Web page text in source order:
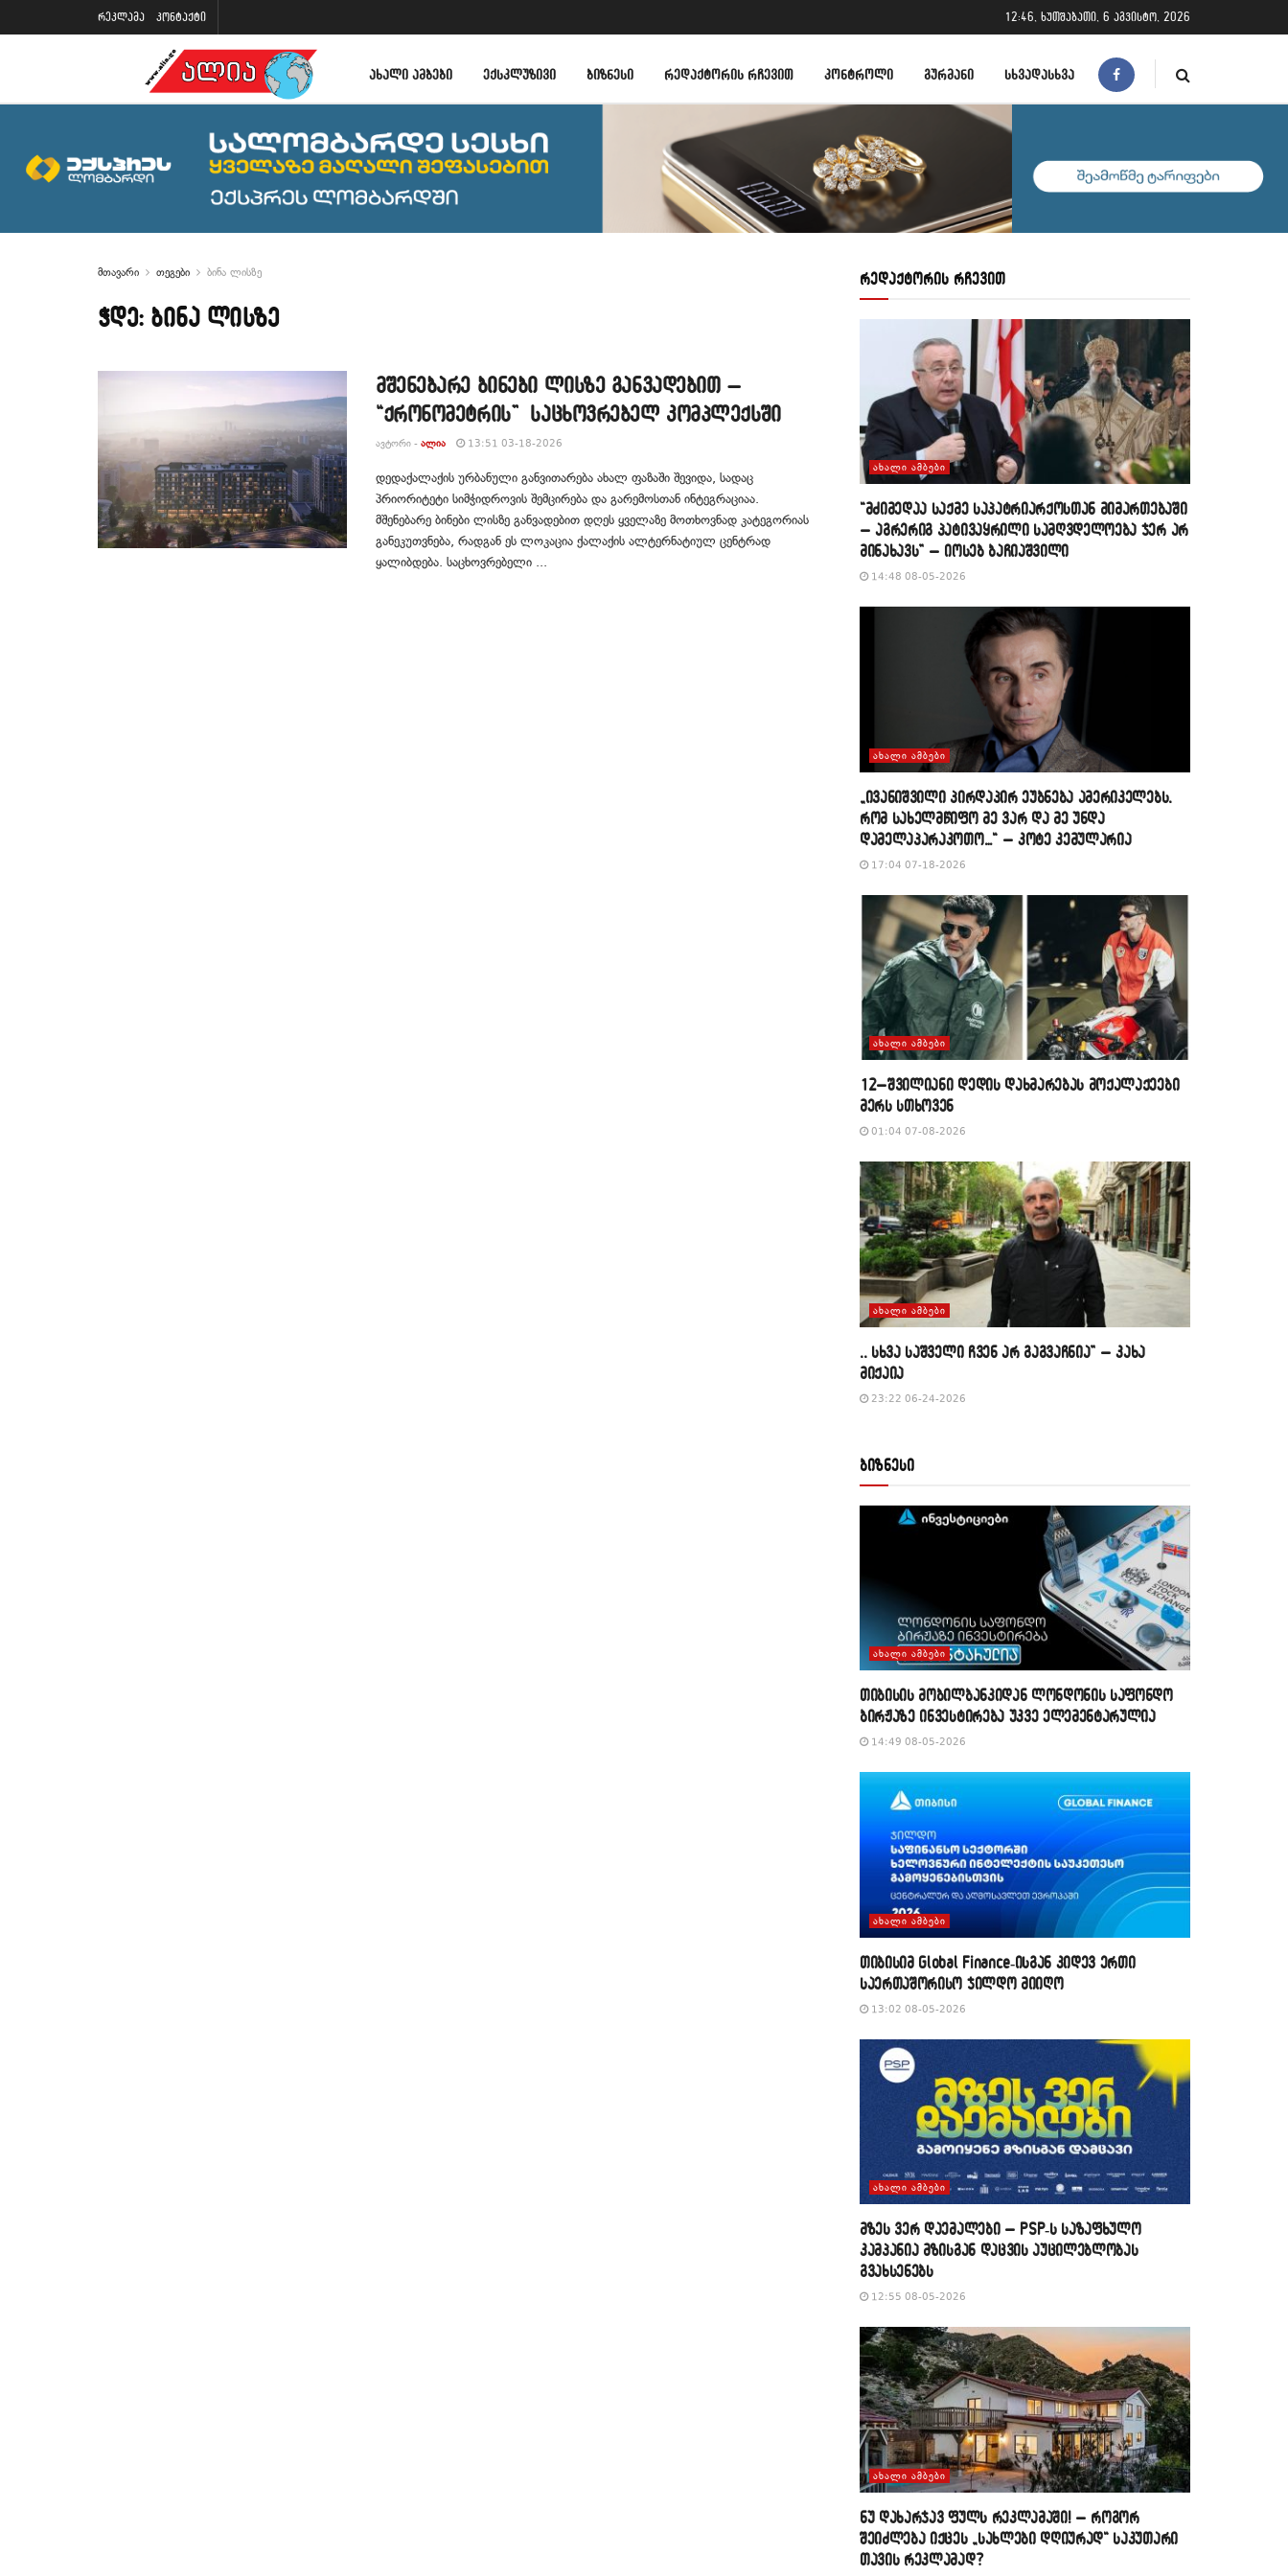
რეკლამა კონტაქტი 12:46, ხუთშაბათი, 6 აგვისტო, 2026
ᲐᲮᲐᲚᲘ ᲐᲛᲑᲔᲑᲘ ᲔᲥᲡᲙᲚᲣᲖᲘᲕᲘ ᲑᲘᲖᲜᲔᲡᲘ ᲠᲔᲓᲐᲥᲢᲝᲠᲘᲡ ᲠᲩᲔᲕᲘᲗ ᲙᲝᲜᲢᲠᲝᲚᲘ ᲒᲣᲠᲛᲐᲜᲘ ᲡᲮᲕᲐᲓᲐᲡᲮᲕᲐ
მთავარი თეგები ბინა ლისზე
ჭდე: ბინა ლისზე
მშენებარე ბინები ლისზე განვადებით –
“ქრონომეტრის” საცხოვრებელ კომპლექსში
ᲐᲕᲢᲝᲠᲘ - ᲐᲚᲘᲐ 13:51 03-18-2026
დედაქალაქის ურბანული განვითარება ახალ ფაზაში შევიდა, სადაც
პრიორიტეტი სიმჭიდროვის შემცირება და გარემოსთან ინტეგრაციაა.
მშენებარე ბინები ლისზე განვადებით დღეს ყველაზე მოთხოვნად კატეგორიას
განეკუთვნება, რადგან ეს ლოკაცია ქალაქის ალტერნატიულ ცენტრად
ყალიბდება. საცხოვრებელი ...
რედაქტორის რჩევით
ᲐᲮᲐᲚᲘ ᲐᲛᲑᲔᲑᲘ
“მძიმედაა საქმე საპატრიარქოსთან მიმართებაში
– აგრერიგ პატივაყრილი სამღვდელოება ჯერ არ
მინახავს” – იოსებ ბაჩიაშვილი
14:48 08-05-2026
ᲐᲮᲐᲚᲘ ᲐᲛᲑᲔᲑᲘ
„ივანიშვილი პირდაპირ ეუბნება ამერიკელებს,
რომ სახელმწიფო მე ვარ და მე უნდა
დამელაპარაკოთო…“ – კოტე კემულარია
17:04 07-18-2026
ᲐᲮᲐᲚᲘ ᲐᲛᲑᲔᲑᲘ
12–შვილიანი დედის დახმარებას მოქალაქეები
მერს სთხოვენ
01:04 07-08-2026
ᲐᲮᲐᲚᲘ ᲐᲛᲑᲔᲑᲘ
,, სხვა საშველი ჩვენ არ გაგვაჩნია” – კახა
მიქაია
23:22 06-24-2026
ბიზნესი
ᲐᲮᲐᲚᲘ ᲐᲛᲑᲔᲑᲘ
თიბისის მობილბანკიდან ლონდონის საფონდო
ბირჟაზე ინვესტირება უკვე ელემენტარულია
14:49 08-05-2026
ᲐᲮᲐᲚᲘ ᲐᲛᲑᲔᲑᲘ
თიბისიმ Global Finance-ისგან კიდევ ერთი
საერთაშორისო ჯილდო მიიღო
13:02 08-05-2026
ᲐᲮᲐᲚᲘ ᲐᲛᲑᲔᲑᲘ
მზეს ვერ დაემალები – PSP-ს საზაფხულო
კამპანია მზისგან დაცვის აუცილებლობას
გვახსენებს
12:55 08-05-2026
ᲐᲮᲐᲚᲘ ᲐᲛᲑᲔᲑᲘ
​ნუ დახარჯავ ფულს რეკლამაში! – როგორ
შეიძლება იქცეს „სახლები დღიურად“ საკუთარი
თავის რეკლამად?